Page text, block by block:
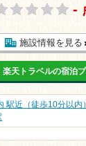
-
施設情報を見る
楽天トラベルの宿泊
駅近（徒歩10分以内）